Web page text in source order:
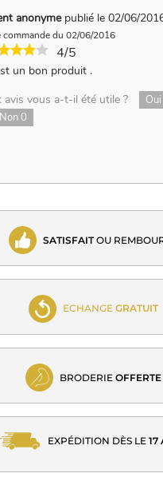
anonyme publié le 02/06/
commande du 02/06/2016
4/5
un bon produit .
avis vous a-t-il été utile ?
Oui
Non0
SATISFAITOU
ECHANGE GRATUIT
BRODERIE OFFERTE
EXPÉDITION DÈS LE 17